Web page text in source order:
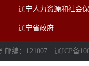
辽宁人力资源和社会
辽宁省政府
邮编：121007 辽ICP备